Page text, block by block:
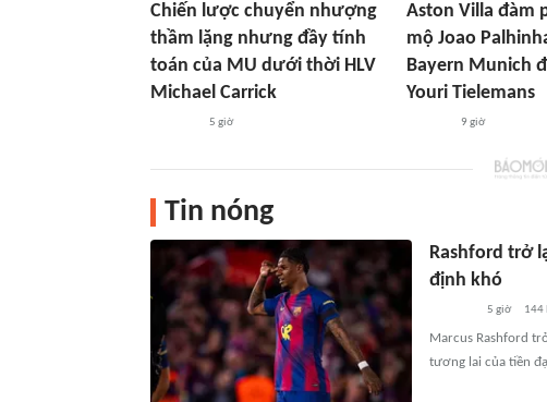
Chiến lược chuyển nhượng
thầm lặng nhưng đầy tính
toán của MU dưới thời HLV
Michael Carrick
5 giờ
Aston Villa đàm
mộ Joao
Bayern Munich
Youri Tielemans
9 giờ
Tin nóng
Rashford trở
định khó
5 giờ 144
Marcus Rashford
tương lai của tiền